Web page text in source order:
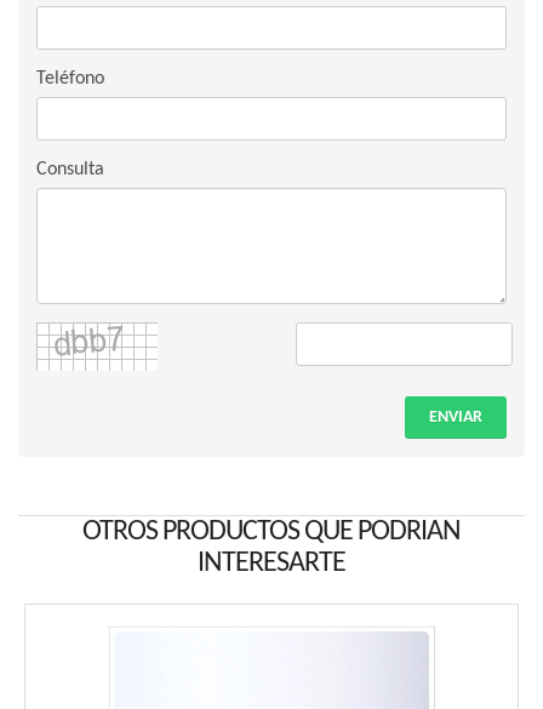
Teléfono
Consulta
ENVIAR
OTROS PRODUCTOS QUE PODRIAN
INTERESARTE